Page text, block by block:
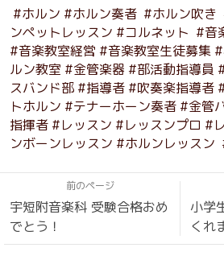
#ホルン #ホルン奏者 #ホルン吹
ンペットレッスン #コルネット #音
#音楽教室経営 #音楽教室生徒募集
ルン教室 #金管楽器 #部活動指導員
スバンド部 #指導者 #吹奏楽指導者
トホルン #テナーホーン奏者 #金管
指揮者 #レッスン #レッスンプロ #
ンボーンレッスン #ホルンレッスン
前のページ
宇短附音楽科 受験合格おめ
でとう！
小学
くれ